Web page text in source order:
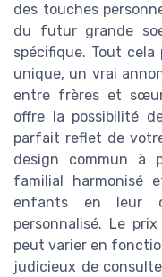
des touches
du futur grande
spécifique. Tout
unique, un vrai
entre frères et
offre la possibilité
parfait reflet de
design commun à
familial harmonisé
enfants en leur
personnalisé. Le
peut varier en
judicieux de